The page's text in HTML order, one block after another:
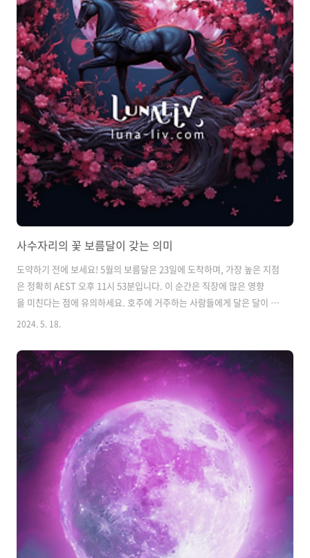
사수자리의 꽃 보름달이 갖는 의미
도약하기 전에 보세요! 5월의 보름달은 23일에 도착하며, 가장 높은 지점
은 정확히 AEST 오후 11시 53분입니다. 이 순간은 직장에 많은 영향
을 미친다는 점에 유의하세요. 호주에 거주하는 사람들에게 달은 달이 가
장 높은 지점에 도달하기 불과 몇 시간 전인 오후 9시에 전갈자리에서 사
에 있지만 우리는 의심할 여지없이 전갈자리의 영향도 느낄 것입니다. 꽃
의 달(Flower Moon)이라고도 알려진 이 달은 식민지와 아메리카 원주
민의 기원에서 이름을 따왔습니다. 북반구에 사는 사람들에게 이 달은 꽃
이 피기에 충분히 따뜻했던 지점을 알리는 경향이 있었습니다. 사수자리
의 보름달에서 무엇을 기대할 수 있나요?Moon Cycle은 바로 순환입..
2024. 5. 18.